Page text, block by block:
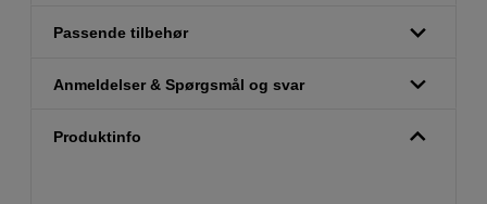
Passende tilbehør
Anmeldelser & Spørgsmål og svar
Produktinfo